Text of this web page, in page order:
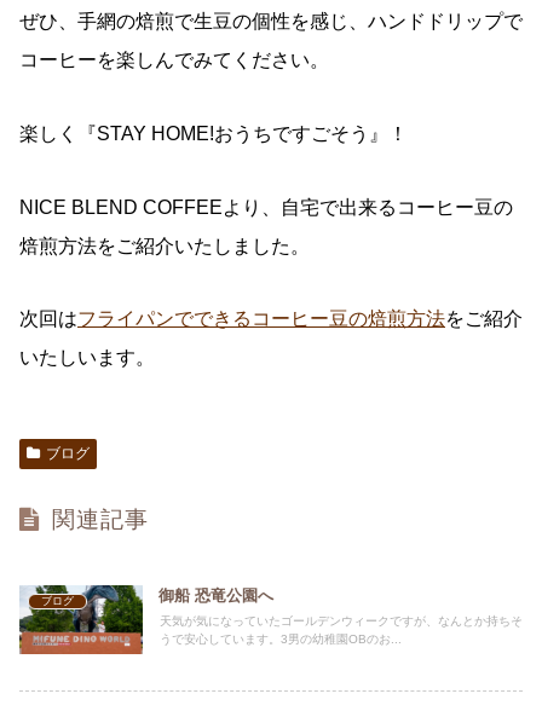
ぜひ、手網の焙煎で生豆の個性を感じ、ハンドドリップで
コーヒーを楽しんでみてください。
楽しく『STAY HOME!おうちですごそう』！
NICE BLEND COFFEEより、自宅で出来るコーヒー豆の
焙煎方法をご紹介いたしました。
次回はフライパンでできるコーヒー豆の焙煎方法をご紹介
いたしいます。
ブログ
関連記事
ブログ 御船 恐竜公園へ
天気が気になっていたゴールデンウィークですが、なんとか持ちそ
うで安心しています。3男の幼稚園OBのお...